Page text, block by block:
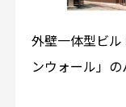
外壁一体型ビ
ンウォール」の